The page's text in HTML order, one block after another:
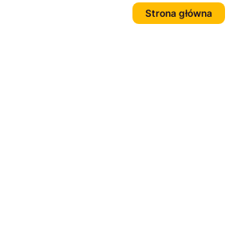
Strona główna